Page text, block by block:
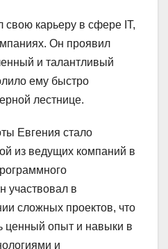
свою карьеру в сфере IT,
Он проявил
и талантливый
ему быстро
лестнице.
Евгения стало
из ведущих компаний в
участвовал в
сложных проектов, что
ценный опыт и навыки в
и